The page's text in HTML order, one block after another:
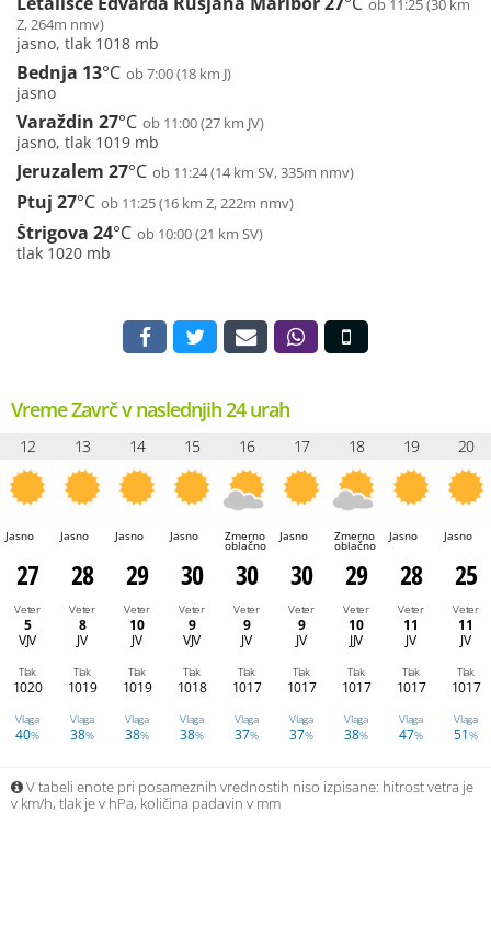
ob 11:25 (30 km
Z, 264m nmv)
jasno, tlak 1018 mb
Bednja 13°C ob 7:00 (18 km J)
jasno
Varaždin 27°C ob 11:00 (27 km JV)
jasno, tlak 1019 mb
Jeruzalem 27°C ob 11:24 (14 km SV, 335m nmv)
Ptuj 27°C ob 11:25 (16 km Z, 222m nmv)
Štrigova 24°C ob 10:00 (21 km SV)
tlak 1020 mb
Vreme Zavrč v naslednjih 24 urah
12 13 14 15 16 17 18 19 20
Jasno Jasno Jasno Jasno Zmerno
oblačno
Jasno Zmerno
oblačno
Jasno Jasno
27 28 29 30 30 30 29 28 25
Veter
5
VJV
Veter
8
JV
Veter
10
JV
Veter
9
VJV
Veter
9
JV
Veter
9
JV
Veter
10
JJV
Veter
11
JV
Veter
11
JV
Tlak
1020
Tlak
1019
Tlak
1019
Tlak
1018
Tlak
1017
Tlak
1017
Tlak
1017
Tlak
1017
Tlak
1017
Vlaga
40%
Vlaga
38%
Vlaga
38%
Vlaga
38%
Vlaga
37%
Vlaga
37%
Vlaga
38%
Vlaga
47%
Vlaga
51%
V tabeli enote pri posameznih vrednostih niso izpisane: hitrost vetra je
v km/h, tlak je v hPa, količina padavin v mm